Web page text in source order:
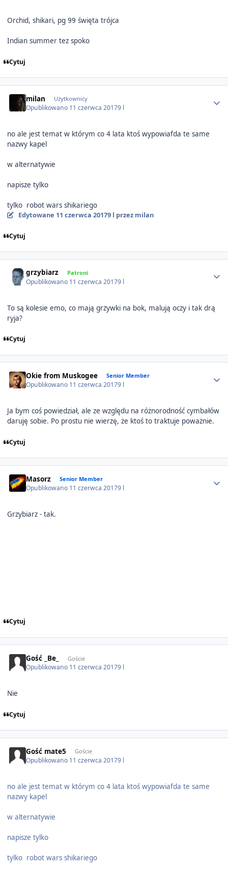
Orchid, shikari, pg 99 święta trójca
Indian summer tez spoko
Cytuj
milan Użytkownicy
Opublikowano 11 czerwca 20179 l
no ale jest temat w którym co 4 lata ktoś wypowiafda te same
nazwy kapel
w alternatywie
napisze tylko
tylko robot wars shikariego
Edytowane 11 czerwca 20179 l przez milan
Cytuj
grzybiarz Patroni
Opublikowano 11 czerwca 20179 l
To są kolesie emo, co mają grzywki na bok, malują oczy i tak drą
ryja?
Cytuj
Okie from Muskogee Senior Member
Opublikowano 11 czerwca 20179 l
Ja bym coś powiedział, ale ze względu na różnorodność cymbałów
daruję sobie. Po prostu nie wierzę, że ktoś to traktuje poważnie.
Cytuj
Masorz Senior Member
Opublikowano 11 czerwca 20179 l
Grzybiarz - tak.
Cytuj
Gość _Be_ Goście
Opublikowano 11 czerwca 20179 l
Nie
Cytuj
Gość mate5 Goście
Opublikowano 11 czerwca 20179 l
no ale jest temat w którym co 4 lata ktoś wypowiafda te same
nazwy kapel
w alternatywie
napisze tylko
tylko robot wars shikariego